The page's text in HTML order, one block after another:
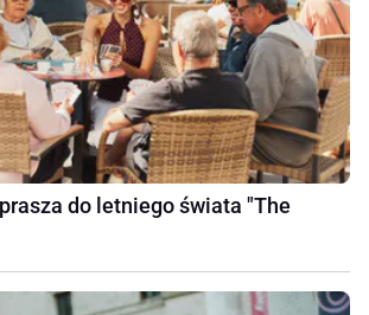
do letniego świata "The